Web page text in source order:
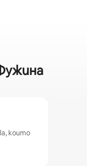
които